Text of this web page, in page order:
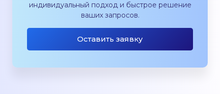
индивидуальный подход и быстрое решение
ваших запросов.
Оставить заявку